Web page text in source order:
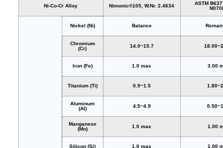
Ni-Co-Cr Alloy Nimonic®105, W.Nr. 2.4634
ASTM
Nickel (Ni) Balance
Chromium
(Cr)
14.0~15.7
Iron (Fe) 1.0 max 3.00
Titanium (Ti) 0.9~1.5
Aluminum
(Al)
4.5~4.9
Manganese
(Mn)
1.0 max 1.00
Silicon (Si) 1.0 max 1.00